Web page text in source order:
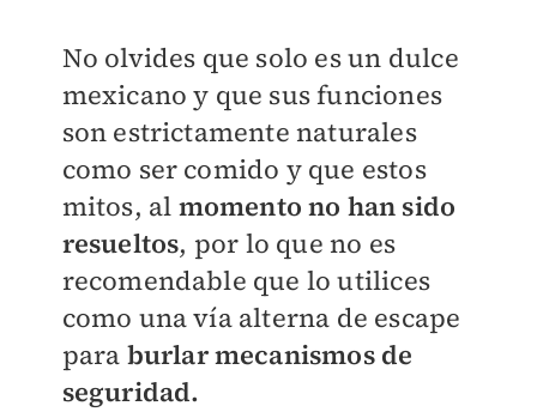
No olvides que solo es un dulce
mexicano y que sus funciones
son estrictamente naturales
como ser comido y que estos
mitos, al momento no han sido
resueltos, por lo que no es
recomendable que lo utilices
como una vía alterna de escape
para burlar mecanismos de
seguridad.